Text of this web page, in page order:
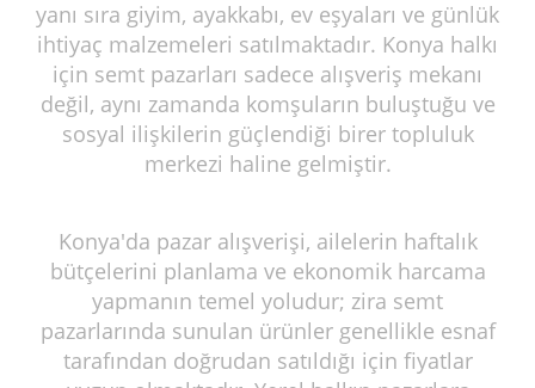
yanı sıra giyim, ayakkabı, ev eşyaları ve günlük
ihtiyaç malzemeleri satılmaktadır. Konya halkı
için semt pazarları sadece alışveriş mekanı
değil, aynı zamanda komşuların buluştuğu ve
sosyal ilişkilerin güçlendiği birer topluluk
merkezi haline gelmiştir.
Konya'da pazar alışverişi, ailelerin haftalık
bütçelerini planlama ve ekonomik harcama
yapmanın temel yoludur; zira semt
pazarlarında sunulan ürünler genellikle esnaf
tarafından doğrudan satıldığı için fiyatlar